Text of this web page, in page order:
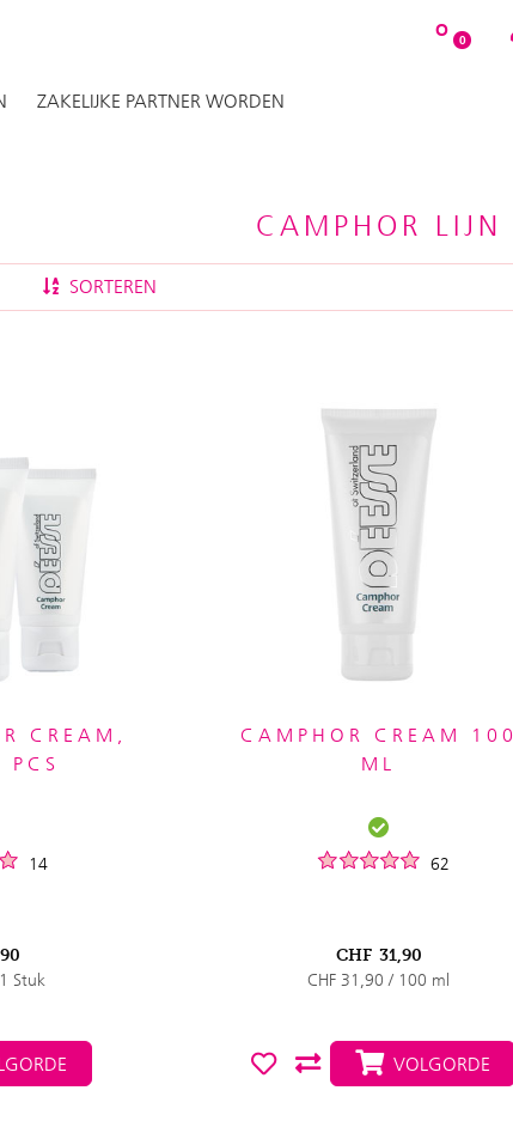
O 0
ZAKELIJKE PARTNER WORDEN
CAMPHOR LIJN
SORTEREN
CREAM,
PCS
14
Stuk
CAMPHOR CREAM 100
ML
62
CHF 31,90
CHF 31,90 / 100 ml
VOLGORDE